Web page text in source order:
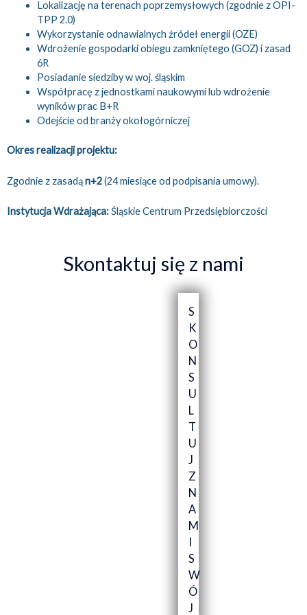
Lokalizację na terenach poprzemysłowych (zgodnie z OPI-
TPP 2.0)
Wykorzystanie odnawialnych źródeł energii (OZE)
Wdrożenie gospodarki obiegu zamkniętego (GOZ) i zasad
6R
Posiadanie siedziby w woj. śląskim
Współpracę z jednostkami naukowymi lub wdrożenie
wyników prac B+R
Odejście od branży okołogórniczej
Okres realizacji projektu:
Zgodnie z zasadąn+2(24 miesiące od podpisania umowy).
Instytucja Wdrażająca:Śląskie Centrum Przedsiębiorczości
Skontaktuj się z nami
S
K
O
N
S
U
L
T
U
J
Z
N
A
M
S
W
Ó
J